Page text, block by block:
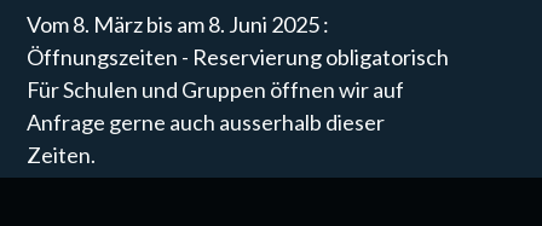
Vom 8. März bis am 8. Juni 2025 :
Öffnungszeiten - Reservierung obligatorisch
Für Schulen und Gruppen öffnen wir auf
Anfrage gerne auch ausserhalb dieser
Zeiten.